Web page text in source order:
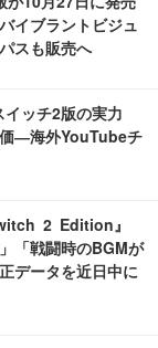
イブラントビジュ
スも販売へ
ッチ2版の実力
価―海外YouTubeチ
2 Edition』
「戦闘時のBGMが
データを近日中に